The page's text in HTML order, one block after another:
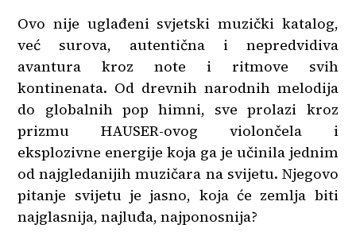
Ovo nije uglađeni svjetski muzički katalog,
već surova, autentična i nepredvidiva
avantura kroz note i ritmove svih
kontinenata. Od drevnih narodnih melodija
do globalnih pop himni, sve prolazi kroz
prizmu HAUSER-ovog violončela i
eksplozivne energije koja ga je učinila jednim
od najgledanijih muzičara na svijetu. Njegovo
pitanje svijetu je jasno, koja će zemlja biti
najglasnija, najluđa, najponosnija?